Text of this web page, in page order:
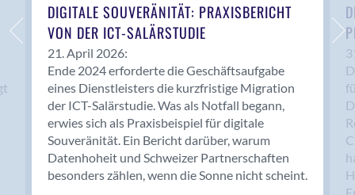
Basel
Bassersdorf
Belp
Bendern
Benken (SG)
Bergdietikon
Berlin
Bern
Bern - Liebefeld
DIGITALE SOUVERÄNITÄT: PRAXISBERICHT
VON DER ICT-SALÄRSTUDIE
21. April 2026:
Ende 2024 erforderte die Geschäftsaufgabe
eines Dienstleisters die kurzfristige Migration
der ICT-Salärstudie. Was als Notfall begann,
erwies sich als Praxisbeispiel für digitale
Souveränität. Ein Bericht darüber, warum
Datenhoheit und Schweizer Partnerschaften
besonders zählen, wenn die Sonne nicht scheint.